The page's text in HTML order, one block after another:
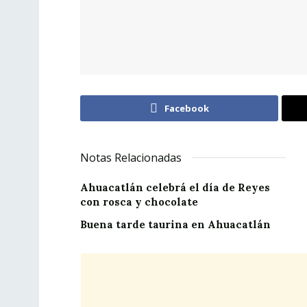
Facebook
Notas Relacionadas
Ahuacatlán celebrá el día de Reyes
con rosca y chocolate
Buena tarde taurina en Ahuacatlán